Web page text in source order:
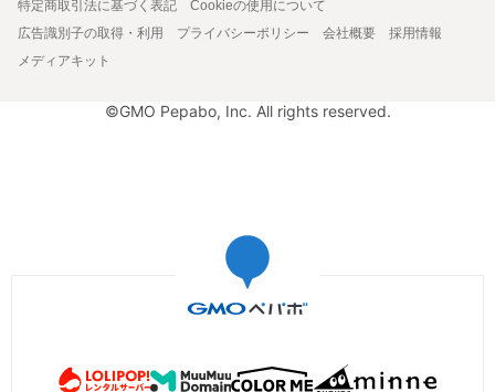
特定商取引法に基づく表記
Cookieの使用について
広告識別子の取得・利用
プライバシーポリシー 会社概要
採用情報
メディアキット
©GMO Pepabo, Inc. All rights reserved.